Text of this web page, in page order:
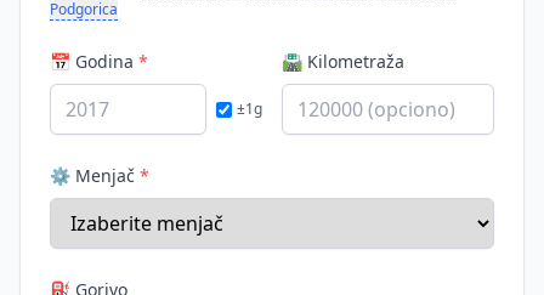
Podgorica
📅 Godina *
±1g
🛣️ Kilometraža
⚙️ Menjač *
⛽ Gorivo